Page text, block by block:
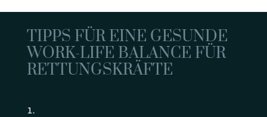
TIPPS FÜR EINE GESUNDE
WORK-LIFE BALANCE FÜR
RETTUNGSKRÄFTE